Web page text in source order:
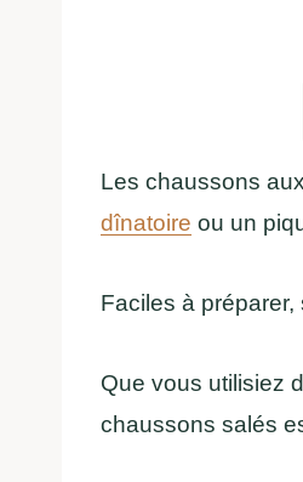
Les chaussons
dînatoire ou un
Faciles à
Que vous utilisiez
chaussons salés